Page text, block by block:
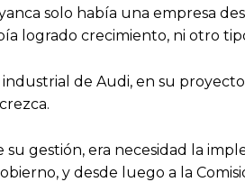
solo había una empresa
logrado crecimiento, ni otro
de Audi, en su
gestión, era necesidad la
y desde luego a la